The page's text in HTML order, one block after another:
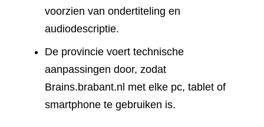
voorzien van ondertiteling en
audiodescriptie.
De provincie voert technische
aanpassingen door, zodat
Brains.brabant.nl met elke pc, tablet of
smartphone te gebruiken is.